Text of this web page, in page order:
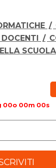
/
/
SCUOLA
00o 00m 00s